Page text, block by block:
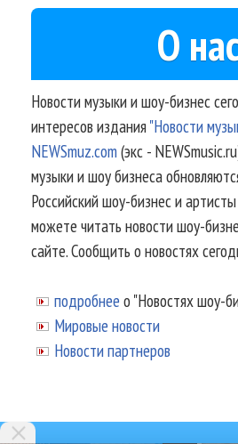
О
Новости музыки и шоу-бизнес
интересов издания"Новости
NEWSmuz.com(экс -
музыки и шоу бизнеса
Российский шоу-бизнес и
можете читать новости шоу-
сайте. Сообщить о новостях
подробнее о "Новостях шоу-
Мировые новости
Новости партнеров